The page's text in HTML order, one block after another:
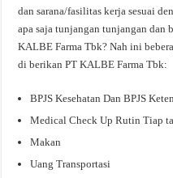
dan sarana/fasilitas kerja sesuai
apa saja tunjangan tunjangan dan
KALBE Farma Tbk? Nah ini
di berikan PT KALBE Farma Tbk:
BPJS Kesehatan Dan BPJS
Medical Check Up Rutin Tiap
Makan
Uang Transportasi